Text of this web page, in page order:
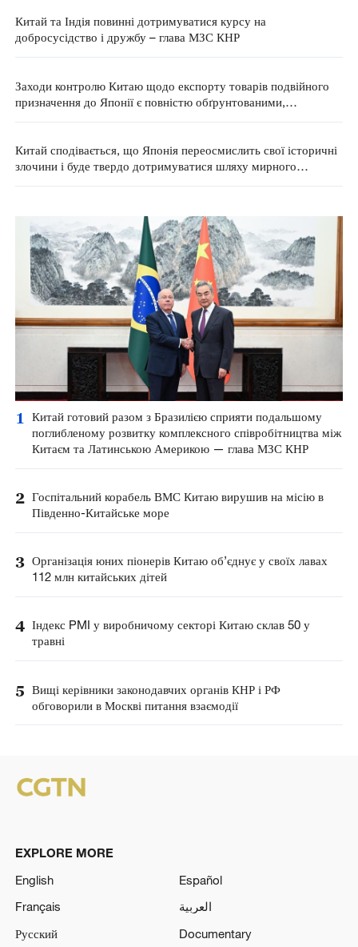
Китай та Індія повинні дотримуватися курсу на
добросусідство і дружбу – глава МЗС КНР
Заходи контролю Китаю щодо експорту товарів подвійного
призначення до Японії є повністю обґрунтованими,
Китай сподівається, що Японія переосмислить свої історичні
злочини і буде твердо дотримуватися шляху мирного
1
Китай готовий разом з Бразилією сприяти подальшому
поглибленому розвитку комплексного співробітництва між
Китаєм та Латинською Америкою — глава МЗС КНР
2 Госпітальний корабель ВМС Китаю вирушив на місію в
Південно-Китайське море
3 Організація юних піонерів Китаю об’єднує у своїх лавах
112 млн китайських дітей
4 Індекс PMI у виробничому секторі Китаю склав 50 у
травні
5 Вищі керівники законодавчих органів КНР і РФ
обговорили в Москві питання взаємодії
EXPLORE MORE
English
Español
Français
العربية
Русский
Documentary